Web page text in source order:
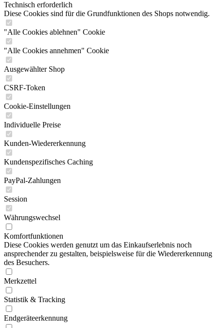
Technisch erforderlich
Diese Cookies sind für die Grundfunktionen des Shops notwendig.
"Alle Cookies ablehnen" Cookie
"Alle Cookies annehmen" Cookie
Ausgewählter Shop
CSRF-Token
Cookie-Einstellungen
Individuelle Preise
Kunden-Wiedererkennung
Kundenspezifisches Caching
PayPal-Zahlungen
Session
Währungswechsel
Komfortfunktionen
Diese Cookies werden genutzt um das Einkaufserlebnis noch
ansprechender zu gestalten, beispielsweise für die Wiedererkennung
des Besuchers.
Merkzettel
Statistik & Tracking
Endgeräteerkennung